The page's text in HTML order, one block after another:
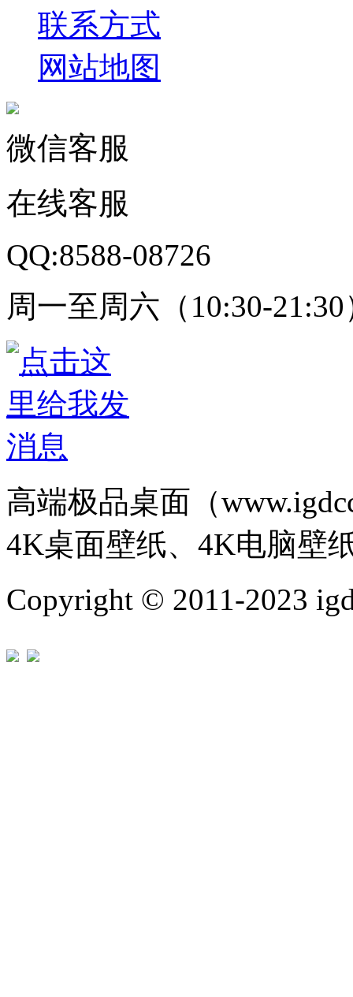
联系方式
网站地图
微信客服
在线客服
QQ:8588-08726
周一至周六（10:30-21:30
高端极品桌面（
4K桌面壁纸、4K电脑壁
Copyright © 2011-2023